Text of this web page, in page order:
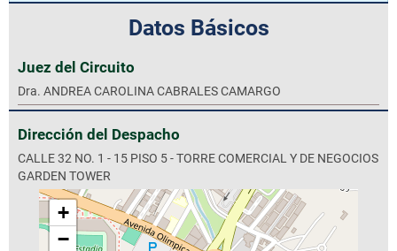
Datos Básicos
Juez del Circuito
Dra. ANDREA CAROLINA CABRALES CAMARGO
Dirección del Despacho
CALLE 32 NO. 1 - 15 PISO 5 - TORRE COMERCIAL Y DE NEGOCIOS
GARDEN TOWER
+
−